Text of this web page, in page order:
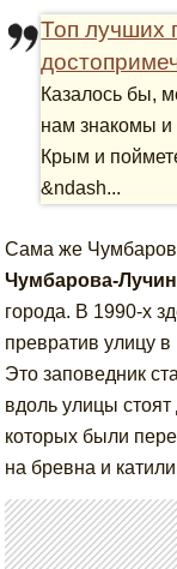
Топ лучших
Казалось бы,
нам знакомы и
Крым и
&ndash...
Сама же
Чумбарова-
города. В 1990-х
превратив улицу
Это заповедник
вдоль улицы
которых были
на бревна и